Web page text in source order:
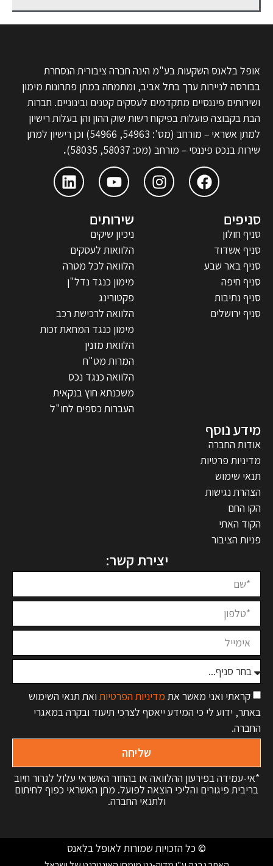
אופל בלאנס השקעות בע"מ הינה חברה ציבורית הנסחרת
בבורסה לניירות ערך בתל אביב, ומתמחה במתן פתרונות מימון
ושירותים פיננסיים מתקדמים לעסקים קטנים ובינוניים. חברות
הבת בקבוצה פועלות בפיקוח רשות שוק ההון והן בעלות רישיון
למתן אשראי – מורחב (מס': 54963, 54966) וכן רישיון למתן
שירות בנכס פיננסי – מורחב (מס: 58037, 58035)
.
סניפים
סניף חולון
סניף אשדוד
סניף באר שבע
סניף חיפה
סניף נתיבות
סניף ירושלים
שירותים
ניכיון שיקים
הלוואות לעסקים
הלוואה לכל מטרה
מימון כנגד נדל"ן
פקטורינג
הלוואה לרכישת רכב
מימון כנגד המחאת זכות
הלוואת מזנין
המרות מט"ח
הלוואה כנגד נכס
משכנתא חוץ בנקאית
העברות כספים לחו"ל
מידע נוסף
אודות החברה
מדיניות פרטיות
תנאי שימוש
הצהרת נגישות
הקו החם
הקוד האתי
פניות הציבור
יצירת קשר:
קראתי ואני מאשר את מדיניות הפרטיות ואת תנאי השימוש
באתר, ידוע לי כי המידע ייאסף לצרכי תיעוד ובקרה במאגרי
החברה.
שליחה
*אי-עמידה בפירעון ההלוואה או בהחזר האשראי עלול לגרור חיוב
בריבית פיגורים והליכי הוצאה לפועל. מתן האשראי כפוף לחיתום
ולתנאי החברה.
© כל הזכויות שמורות לאופל בלאנס